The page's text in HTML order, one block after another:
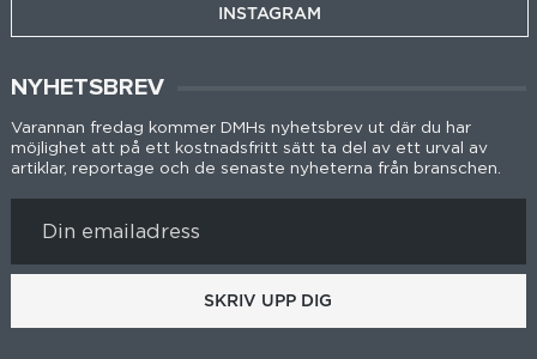
INSTAGRAM
NYHETSBREV
Varannan fredag kommer DMHs nyhetsbrev ut där du har
möjlighet att på ett kostnadsfritt sätt ta del av ett urval av
artiklar, reportage och de senaste nyheterna från branschen.
SKRIV UPP DIG